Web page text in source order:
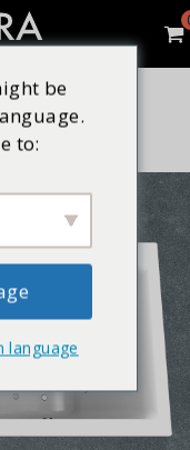
be
to:
language